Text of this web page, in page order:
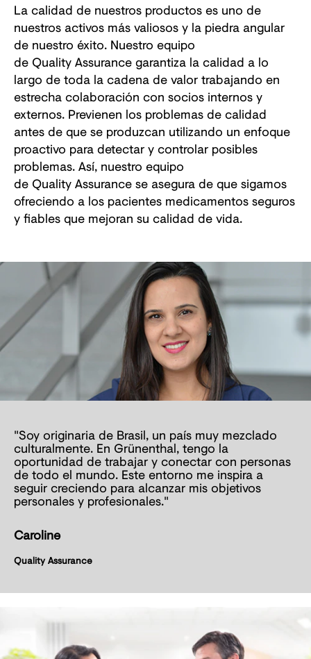
La calidad de nuestros productos es uno de
nuestros activos más valiosos y la piedra angular
de nuestro éxito. Nuestro equipo
de Quality Assurance garantiza la calidad a lo
largo de toda la cadena de valor trabajando en
estrecha colaboración con socios internos y
externos. Previenen los problemas de calidad
antes de que se produzcan utilizando un enfoque
proactivo para detectar y controlar posibles
problemas. Así, nuestro equipo
de Quality Assurance se asegura de que sigamos
ofreciendo a los pacientes medicamentos seguros
y fiables que mejoran su calidad de vida.
"Soy originaria de Brasil, un país muy mezclado
culturalmente. En Grünenthal, tengo la
oportunidad de trabajar y conectar con personas
de todo el mundo. Este entorno me inspira a
seguir creciendo para alcanzar mis objetivos
personales y profesionales."
Caroline
Quality Assurance